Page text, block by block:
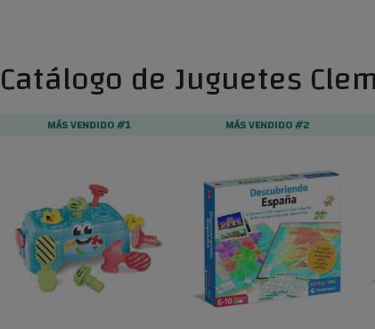
Catálogo de Juguetes
MÁS VENDIDO #1 MÁS VENDIDO #2